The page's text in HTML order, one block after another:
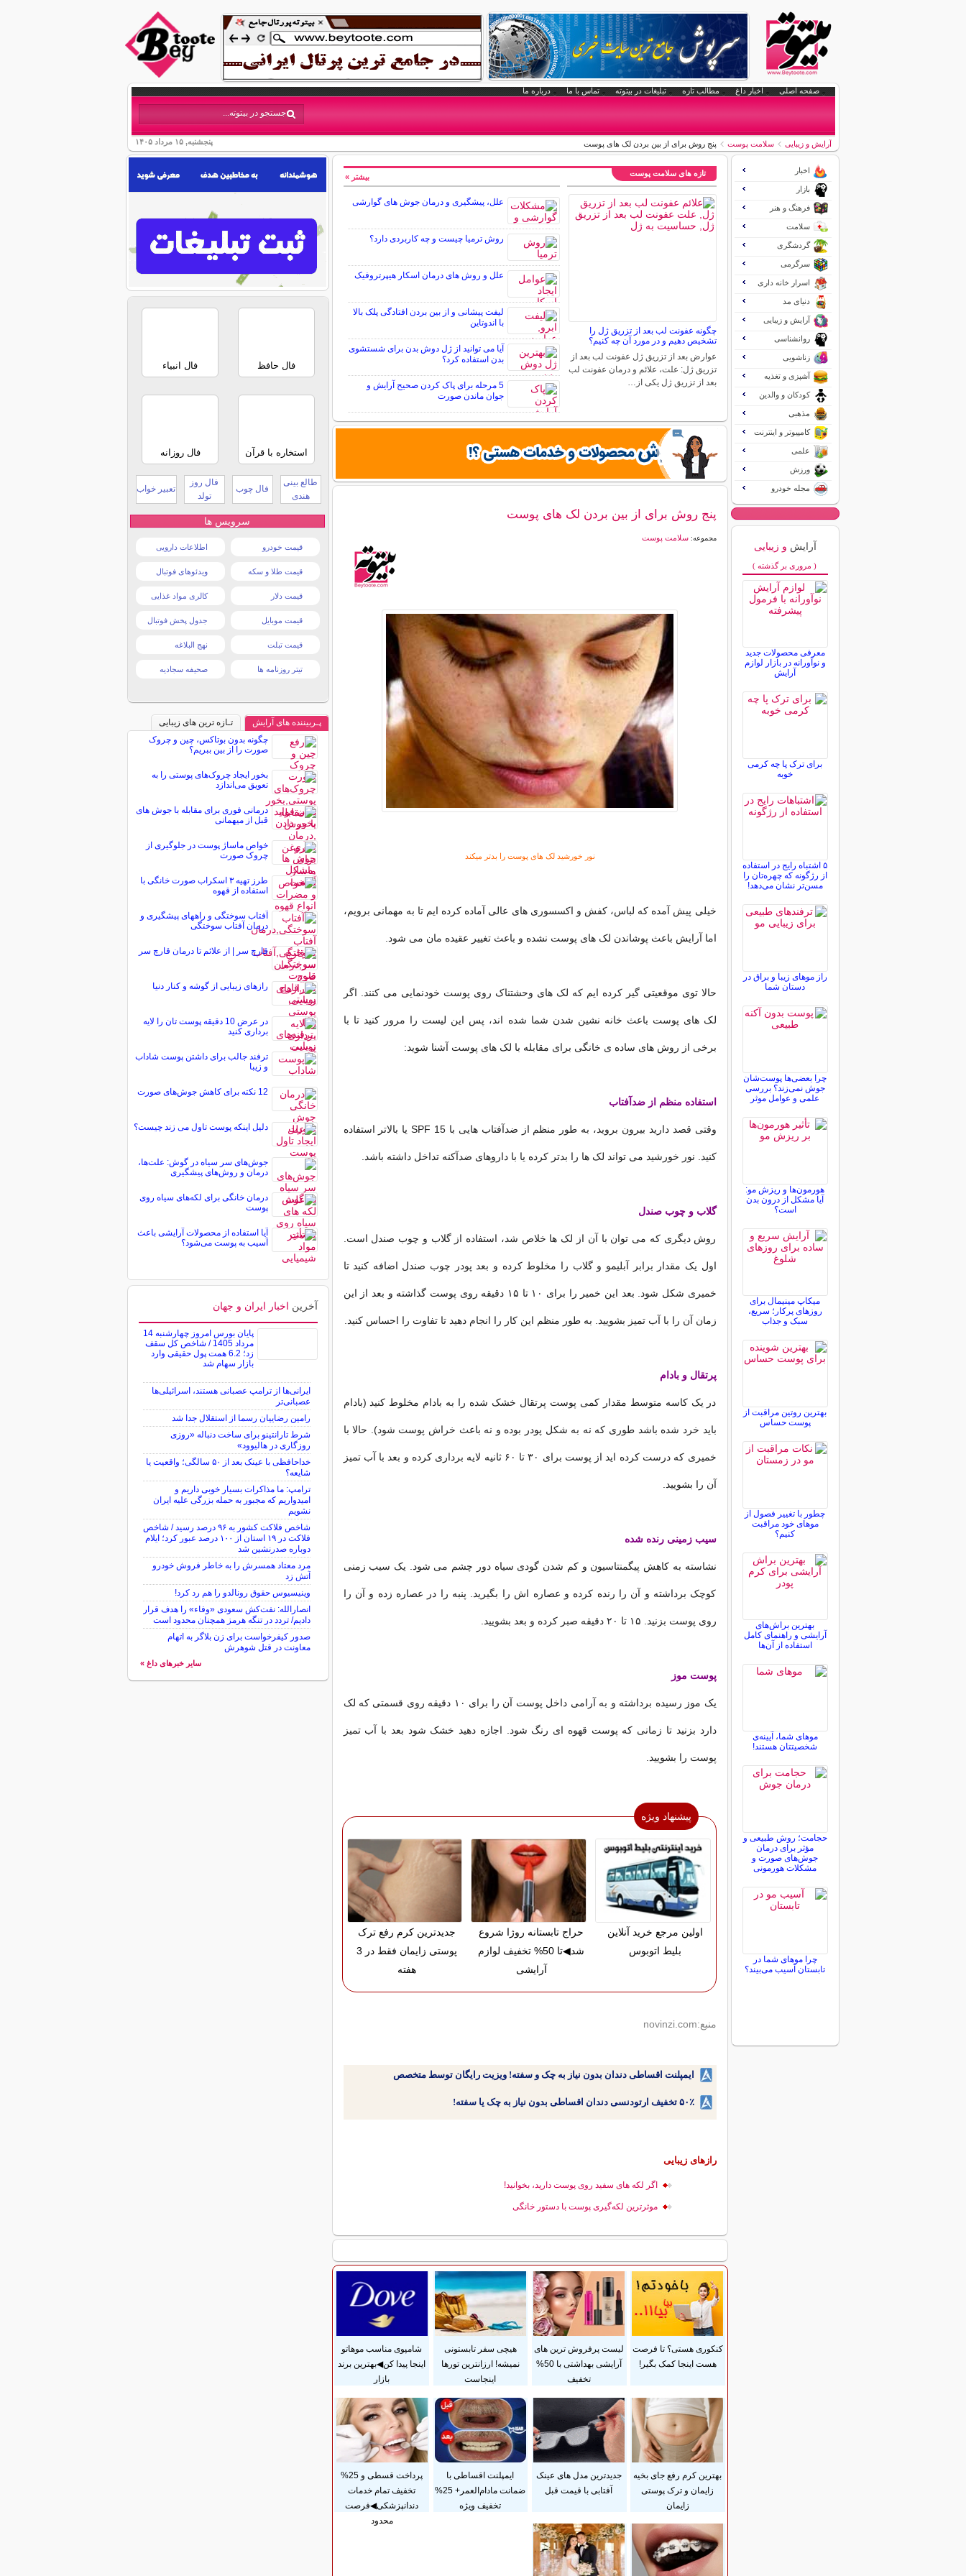
صفحه اصلی اخبار داغ مطالب تازه تبلیغات در بیتوته تماس با ما درباره ما
پنجشنبه, ۱۵ مرداد ۱۴۰۵ آرایش و زیبایی سلامت پوست پنج روش برای از بین بردن لک های پوست
تازه های سلامت پوست
چگونه عفونت لب بعد از تزریق ژل را
تشخیص دهیم و در مورد آن چه کنیم؟
عوارض بعد از تزریق ژل عفونت لب بعد از
تزریق ژل: علت، علائم و درمان عفونت لب
بعد از تزریق ژل یکی از…
علل، پیشگیری و درمان جوش های گوارشی
روش ترمیا چیست و چه کاربردی دارد؟
علل و روش های درمان اسکار هیپرتروفیک
لیفت پیشانی و از بین بردن افتادگی پلک بالا
با اندوتاین
آیا می توانید از ژل دوش بدن برای شستشوی
بدن استفاده کرد؟
5 مرحله برای پاک کردن صحیح آرایش و
جوان ماندن صورت
بیشتر »
پنج روش برای از بین بردن لک های پوست
مجموعه:سلامت پوست
نور خورشید لک های پوست را بدتر میکند
خیلی پیش آمده که لباس، کفش و اکسسوری های عالی آماده کرده ایم تا به مهمانی برویم،
اما آرایش باعث پوشاندن لک های پوست نشده و باعث تغییر عقیده مان می شود.
حالا توی موقعیتی گیر کرده ایم که لک های وحشتناک روی پوست خودنمایی می کنند. اگر
لک های پوست باعث خانه نشین شدن شما شده اند، پس این لیست را مرور کنید تا با
برخی از روش های ساده ی خانگی برای مقابله با لک های پوست آشنا شوید:
استفاده منظم از ضدآفتاب
وقتی قصد دارید بیرون بروید، به طور منظم از ضدآفتاب هایی با SPF 15 یا بالاتر استفاده
کنید. نور خورشید می تواند لک ها را بدتر کرده یا با داروهای ضدآکنه تداخل داشته باشد.
گلاب و چوب صندل
روش دیگری که می توان با آن از لک ها خلاص شد، استفاده از گلاب و چوب صندل است.
اول یک مقدار برابر آبلیمو و گلاب را مخلوط کرده و بعد پودر چوب صندل اضافه کنید تا
خمیری شکل شود. بعد این خمیر را برای ۱۰ تا ۱۵ دقیقه روی پوست گذاشته و بعد از این
زمان آن را با آب تمیز بشویید. به طور منظم این کار را انجام دهید تا تفاوت را احساس کنید.
پرتقال و بادام
در یک کاسه متوسط مقدار کمی پوست پرتقال خشک شده را به بادام مخلوط کنید (بادام
باید خرد شده باشد طوری که نه به شکل پودر بوده و نه باعث خراش پوست شود). حالا با
خمیری که درست کرده اید از پوست برای ۳۰ تا ۶۰ ثانیه لایه برداری کرده و بعد با آب تمیز
آن را بشویید.
سیب زمینی رنده شده
نشاسته به کاهش پیگمنتاسیون و کم شدن گودی سیاه دور چشم می شود. یک سیب زمنی
کوچک برداشته و آن را رنده کرده و عصاره اش را بگیرید. پنبه را در عصاره زده و آن را
روی پوست بزنید. ۱۵ تا ۲۰ دقیقه صبر کرده و بعد بشویید.
پوست موز
یک موز رسیده برداشته و به آرامی داخل پوست آن را برای ۱۰ دقیقه روی قسمتی که لک
دارد بزنید تا زمانی که پوست قهوه ای رنگ شود. اجازه دهید خشک شود بعد با آب تمیز
پوست را بشویید.
پیشنهاد ویژه
اولین مرجع خرید آنلاین
بلیط اتوبوس
حراج تابستانه روژا شروع
شد◀تا 50% تخفیف لوازم
آرایشی
جدیدترین کرم رفع ترک
پوستی زایمان فقط در 3
هفته
منبع:novinzi.com
ایمپلنت اقساطی دندان بدون نیاز به چک و سفته! ویزیت رایگان توسط متخصص
۵۰٪ تخفیف ارتودنسی دندان اقساطی بدون نیاز به چک یا سفته!
رازهای زیبایی
اگر لکه های سفید روی پوست دارید، بخوانید!
موثرترین لکه‌گیری پوست با دستور خانگی
کنکوری هستی؟ تا فرصت
هست اینجا کمک بگیر!
لیست پرفروش ترین های
آرایشی بهداشتی با 50%
تخفیف
هیچی سفر تابستونی
نمیشه! ارزانترین تورها
اینجاست
شامپوی مناسب موهاتو
اینجا پیدا کن◀بهترین برند
بازار
بهترین کرم رفع جای بخیه
زایمان و ترک پوستی
زایمان
جدیدترین مدل های عینک
آفتابی با قیمت قبل
ایمپلنت اقساطی با
ضمانت مادام‌العمر+ 25%
تخفیف ویژه
پرداخت قسطی و 25%
تخفیف تمام خدمات
دندانپزشکی◀فرصت
محدود
اخبار
بازار
فرهنگ و هنر
سلامت
گردشگری
سرگرمی
اسرار خانه داری
دنیای مد
آرایش و زیبایی
روانشناسی
زناشویی
آشپزی و تغذیه
کودکان و والدین
مذهبی
کامپیوتر و اینترنت
علمی
ورزش
مجله خودرو
آرایش و زیبایی
( مروری بر گذشته )
معرفی محصولات جدید
و نوآورانه در بازار لوازم
آرایش
برای ترک پا چه کرمی
خوبه
۵ اشتباه رایج در استفاده
از رژگونه که چهره‌تان را
مسن‌تر نشان می‌دهد!
راز موهای زیبا و براق در
دستان شما
چرا بعضی‌ها پوست‌شان
جوش نمی‌زند؟ بررسی
علمی و عوامل موثر
هورمون‌ها و ریزش مو:
آیا مشکل از درون بدن
است؟
میکاپ مینیمال برای
روزهای پرکار؛ سریع،
سبک و جذاب
بهترین روتین مراقبت از
پوست حساس
چطور با تغییر فصول از
موهای خود مراقبت
کنیم؟
بهترین براش‌های
آرایشی و راهنمای کامل
استفاده از آن‌ها
موهای شما، آیینه‌ی
شخصیتتان هستند!
حجامت؛ روش طبیعی و
مؤثر برای درمان
جوش‌های صورت و
مشکلات هورمونی
چرا موهای شما در
تابستان آسیب می‌بیند؟
فال حافظ فال انبیاء
استخاره با قرآن فال روزانه
طالع بینی
هندی
فال چوب
فال روز
تولد
تعبیر خواب
سرویس ها
قیمت خودرو اطلاعات دارویی
قیمت طلا و سکه ویدئوهای فوتبال
قیمت دلار کالری مواد غذایی
قیمت موبایل جدول پخش فوتبال
قیمت تبلت نهج البلاغه
تیتر روزنامه ها صحیفه سجادیه
پـربیننده های آرایش
تـازه ترین های زیبایی
چگونه بدون بوتاکس، چین و چروک
صورت را از بین ببریم؟
بخور ایجاد چروک‌های پوستی را به
تعویق می‌اندازد
درمانی فوری برای مقابله با جوش های
قبل از میهمانی
خواص ماساژ پوست در جلوگیری از
چروک صورت
طرز تهیه ۳ اسکراب صورت خانگی با
استفاده از قهوه
آفتاب سوختگی و راههای پیشگیری و
درمان آفتاب سوختگی
قارچ سر | از علائم تا درمان قارچ سر
رازهای زیبایی از گوشه و کنار دنیا
در عرض 10 دقیقه پوست تان را لایه
برداری کنید
ترفند جالب برای داشتن پوست شاداب
و زیبا
12 نکته برای کاهش جوش‌های صورت
دلیل اینکه پوست تاول می زند چیست؟
جوش‌های سر سیاه در گوش: علت‌ها،
درمان و روش‌های پیشگیری
درمان خانگی برای لکه‌های سیاه روی
پوست
آیا استفاده از محصولات آرایشی باعث
آسیب به پوست می‌شود؟
آخرین اخبار ایران و جهان
پایان بورس امروز چهارشنبه 14
مرداد 1405 / شاخص کل سقف
زد؛ 6.2 همت پول حقیقی وارد
بازار سهام شد
ایرانی‌ها از ترامپ عصبانی هستند، اسرائیلی‌ها
عصبانی‌تر
رامین رضاییان رسما از استقلال جدا شد
شرط تارانتینو برای ساخت دنباله «روزی
روزگاری در هالیوود»
خداحافظی با عینک بعد از ۵۰ سالگی؛ واقعیت یا
شایعه؟
ترامپ: ما مذاکرات بسیار خوبی داریم و
امیدواریم که مجبور به حمله بزرگی علیه ایران
نشویم
شاخص فلاکت کشور به ۹۶ درصد رسید / شاخص
فلاکت در ۱۹ استان از ۱۰۰ درصد عبور کرد؛ ایلام
دوباره صدرنشین شد
مرد معتاد همسرش را به خاطر فروش خودرو
آتش زد
وینیسیوس حقوق رونالدو را هم رد کرد!
انصارالله: نفت‌کش سعودی «وفاء» را هدف قرار
دادیم/ تردد در تنگه هرمز همچنان محدود است
صدور کیفرخواست برای زن بلاگر به اتهام
معاونت در قتل شوهرش
سایر خبرهای داغ »